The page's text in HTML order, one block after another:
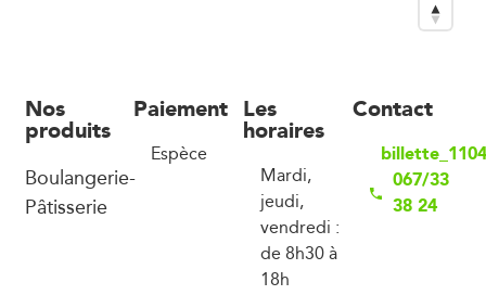
Nos
produits
Boulangerie-
Pâtisserie
Paiement
Espèce
Les
horaires
Mardi,
jeudi,
vendredi :
de 8h30 à
18h
Contact
067/33
38 24